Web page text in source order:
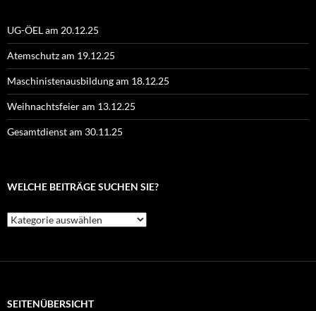
UG-ÖEL am 20.12.25
Atemschutz am 19.12.25
Maschinistenausbildung am 18.12.25
Weihnachtsfeier am 13.12.25
Gesamtdienst am 30.11.25
WELCHE BEITRÄGE SUCHEN SIE?
Welche
Beiträge
SEITENÜBERSICHT